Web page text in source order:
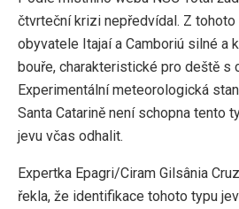
čtvrteční krizi nepředvídal. Z
obyvatele Itajaí a Camboriú silné a
bouře, charakteristické pro deště s
Experimentální meteorologická
Santa Catarině není schopna tento
jevu včas odhalit.
Expertka Epagri/Ciram Gilsânia
řekla, že identifikace tohoto typu